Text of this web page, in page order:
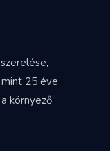
25 éve
környező